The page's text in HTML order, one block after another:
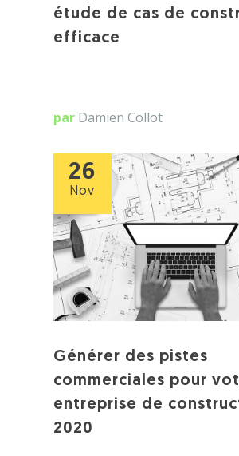
étude de cas de
efficace
par Damien Collot
26
Nov
Générer des pistes
commerciales pour
entreprise de
2020